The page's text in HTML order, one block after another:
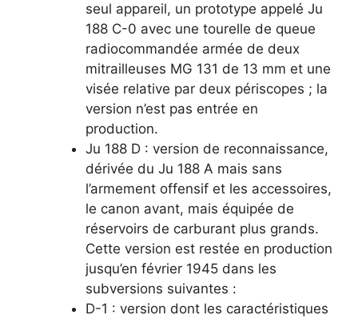
seul appareil, un prototype appelé Ju
188 C-0 avec une tourelle de queue
radiocommandée armée de deux
mitrailleuses MG 131 de 13 mm et une
visée relative par deux périscopes ; la
version n’est pas entrée en
production.
Ju 188 D : version de reconnaissance,
dérivée du Ju 188 A mais sans
l’armement offensif et les accessoires,
le canon avant, mais équipée de
réservoirs de carburant plus grands.
Cette version est restée en production
jusqu’en février 1945 dans les
subversions suivantes :
D-1 : version dont les caractéristiques